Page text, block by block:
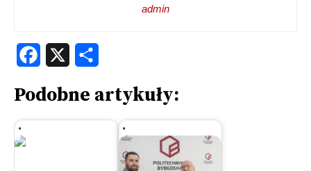
admin
Facebook
Podobne artykuły: